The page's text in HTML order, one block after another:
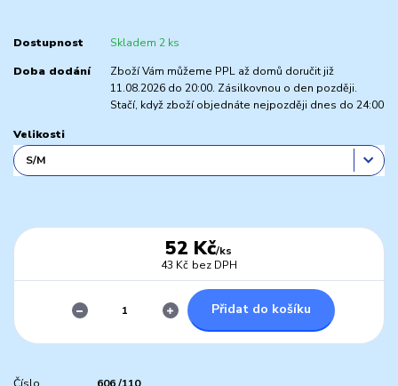
Dostupnost Skladem 2 ks
Doba dodání
Zboží Vám můžeme PPL až domů doručit již
11.08.2026 do 20:00. Zásilkovnou o den později.
Stačí, když zboží objednáte nejpozději dnes do 24:00
Velikosti
52 Kč/ks
43 Kč bez DPH
Přidat do košíku